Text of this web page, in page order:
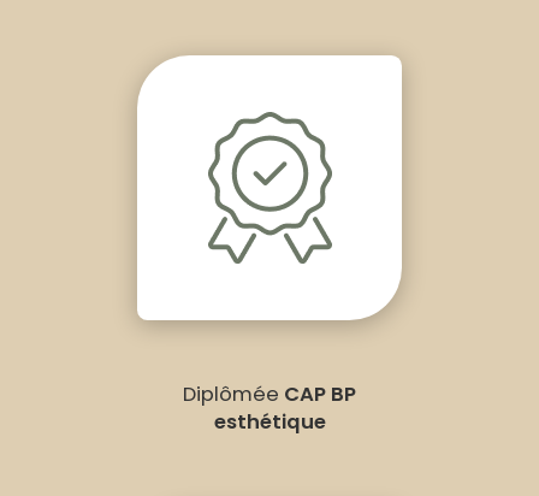
Diplômée CAP BP
esthétique